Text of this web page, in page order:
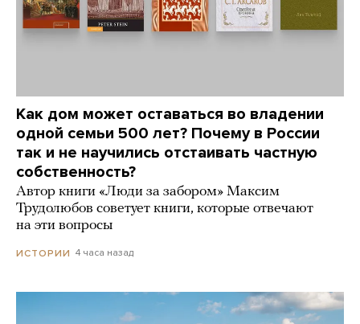
Как дом может оставаться во владении
одной семьи 500 лет? Почему в России
так и не научились отстаивать частную
собственность?
Автор книги «Люди за забором» Максим
Трудолюбов советует книги, которые отвечают
на эти вопросы
ИСТОРИИ 4 часа назад